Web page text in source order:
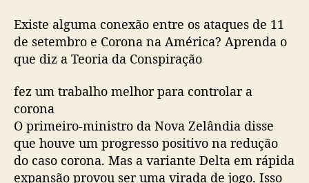
Existe alguma conexão entre os ataques de 11
de setembro e Corona na América? Aprenda o
que diz a Teoria da Conspiração
fez um trabalho melhor para controlar a
corona
O primeiro-ministro da Nova Zelândia disse
que houve um progresso positivo na redução
do caso corona. Mas a variante Delta em rápida
expansão provou ser uma virada de jogo. Isso